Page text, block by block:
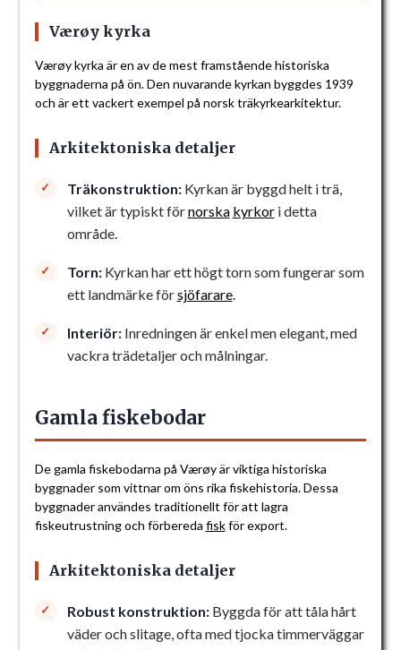
Værøy kyrka
Værøy kyrka är en av de mest framstående historiska
byggnaderna på ön. Den nuvarande kyrkan byggdes 1939
och är ett vackert exempel på norsk träkyrkearkitektur.
Arkitektoniska detaljer
Träkonstruktion:Kyrkan är byggd helt i trä,
vilket är typiskt förnorska kyrkori detta
område.
Torn:Kyrkan har ett högt torn som fungerar som
ett landmärke försjöfarare.
Interiör:Inredningen är enkel men elegant, med
vackra trädetaljer och målningar.
Gamla fiskebodar
De gamla fiskebodarna på Værøy är viktiga historiska
byggnader som vittnar om öns rika fiskehistoria. Dessa
byggnader användes traditionellt för att lagra
fiskeutrustning och förbereda fiskför export.
Arkitektoniska detaljer
Robust konstruktion:Byggda för att tåla hårt
väder och slitage, ofta med tjocka timmerväggar